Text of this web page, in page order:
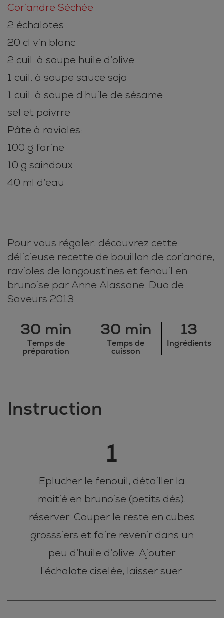
Coriandre Séchée
2 échalotes
20 cl vin blanc
2 cuil. à soupe huile d’olive
1 cuil. à soupe sauce soja
1 cuil. à soupe d’huile de sésame
sel et poivrre
Pâte à ravioles:
100 g farine
10 g saindoux
40 ml d’eau
Pour vous régaler, découvrez cette
délicieuse recette de bouillon de coriandre,
ravioles de langoustines et fenouil en
brunoise par Anne Alassane. Duo de
Saveurs 2013.
30 min
Temps de
préparation
30 min
Temps de
cuisson
13
Ingrédients
Instruction
1
Eplucher le fenouil, détailler la
moitié en brunoise (petits dés),
réserver. Couper le reste en cubes
grosssiers et faire revenir dans un
peu d’huile d’olive. Ajouter
l’échalote ciselée, laisser suer.